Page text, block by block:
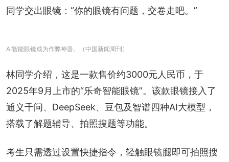
同学交出眼镜：“你的眼镜有问题，交卷走吧。”
AI智能眼镜成为作弊神器。（中国新闻周刊）
林同学介绍，这是一款售价约3000元人民币，于
2025年9月上市的“乐奇智能眼镜”。该款眼镜接入了
通义千问、DeepSeek、豆包及智谱四种AI大模型，
搭载了解题辅导、拍照搜题等功能。
考生只需透过设置快捷指令，轻触眼镜腿即可拍照搜